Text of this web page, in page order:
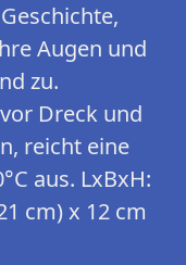
Augen und
zu.
Dreck und
reicht eine
aus. LxBxH:
cm) x 12 cm